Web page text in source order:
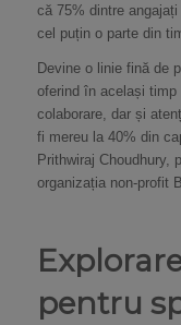
că 75% dintre
cel puțin o parte din
Devine o linie fină de
oferind în același
colaborare, dar și
fi mereu la 40% din
Prithwiraj Choudhury,
organizația non-profit
pentru